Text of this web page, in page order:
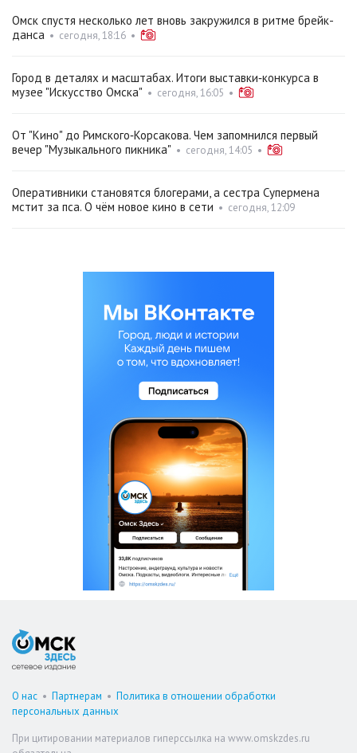
Омск спустя несколько лет вновь закружился в ритме брейк-
данса • сегодня, 18:16 •
Город в деталях и масштабах. Итоги выставки‑конкурса в
музее "Искусство Омска" • сегодня, 16:05 •
От "Кино" до Римского‑Корсакова. Чем запомнился первый
вечер "Музыкального пикника" • сегодня, 14:05 •
Оперативники становятся блогерами, а сестра Супермена
мстит за пса. О чём новое кино в сети • сегодня, 12:09
О нас • Партнерам • Политика в отношении обработки
персональных данных
При цитировании материалов гиперссылка на www.omskzdes.ru